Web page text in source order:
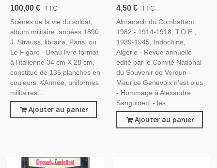
La Vie Du Soldat, 1890 -
Gravures,
100,00 € TTC
Scènes de la vie du soldat,
album militaire, années 1890,
J. Strauss, libraire, Paris, ou
Le Figaro - Beau livre format
à l'italienne 34 cm X 28 cm,
constitué de 135 planches en
couleurs. #Armée, uniformes
militaires...
Ajouter au panier
1981 - Revue Militaire,
Guerre Mondiale, Algérie
4,50 € TTC
Almanach du Combattant
1982 - 1914-1918, T.O.E.,
1939-1945, Indochine,
Algérie - Revue annuelle
édité par le Comité National
du Souvenir de Verdun -
Maurice Genevoix n'est plus
- Hommage à Alexandre
Sanguinetti - les...
Ajouter au panier